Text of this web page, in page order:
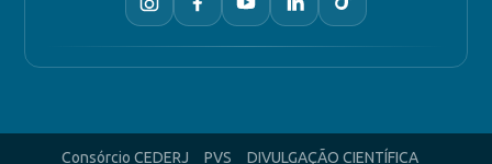
Consórcio CEDERJ PVS DIVULGAÇÃO CIENTÍFICA